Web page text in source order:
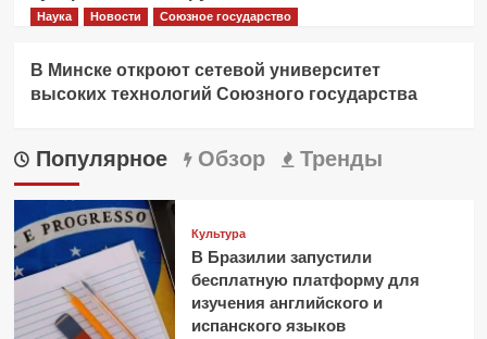
Наука Новости Союзное государство
В Минске откроют сетевой университет
высоких технологий Союзного государства
Популярное Обзор Тренды
Культура
В Бразилии запустили
бесплатную платформу для
изучения английского и
испанского языков